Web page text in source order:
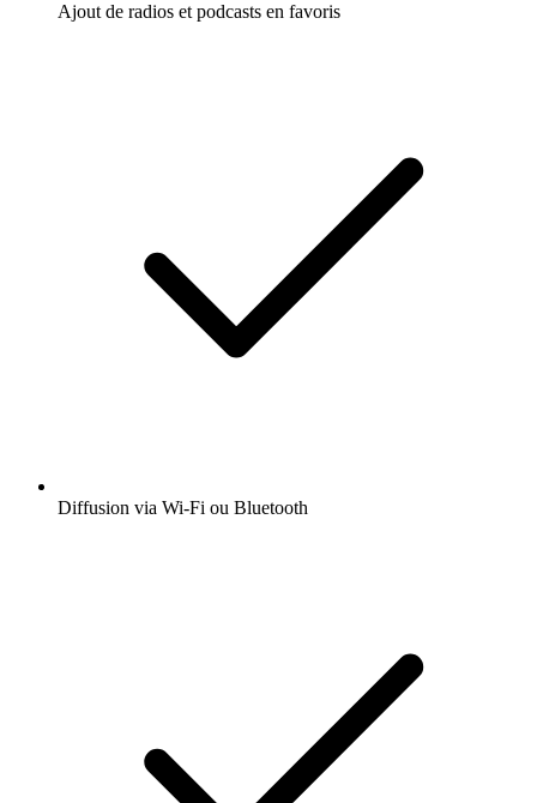
Ajout de radios et podcasts en favoris
Diffusion via Wi-Fi ou Bluetooth